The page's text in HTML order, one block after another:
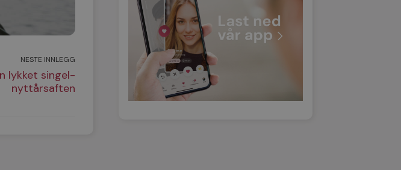
NESTE INNLEGG
lykket singel-
nyttårsaften